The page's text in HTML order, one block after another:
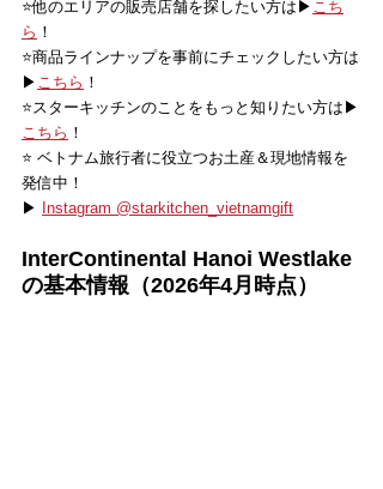
⭐️他のエリアの販売店舗を探したい方は▶ こち
ら ！
⭐️商品ラインナップを事前にチェックしたい方は
▶ こちら ！
⭐️スターキッチンのことをもっと知りたい方は▶
こちら ！
⭐️ ベトナム旅行者に役立つお土産＆現地情報を
発信中！
▶
Instagram @starkitchen_vietnamgift
InterContinental Hanoi Westlake
の基本情報（2026年4月時点）